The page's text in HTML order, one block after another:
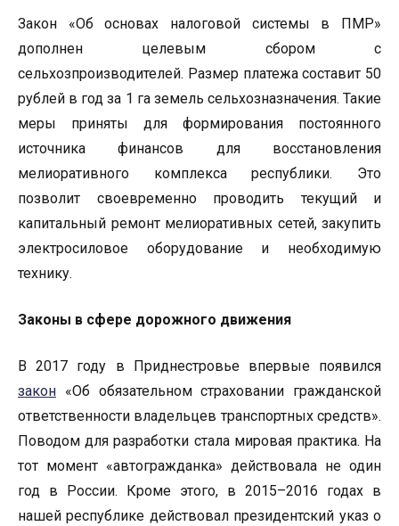
Закон «Об основах налоговой системы в ПМР»
дополнен целевым сбором с
сельхозпроизводителей. Размер платежа составит 50
рублей в год за 1 га земель сельхозназначения. Такие
меры приняты для формирования постоянного
источника финансов для восстановления
мелиоративного комплекса республики. Это
позволит своевременно проводить текущий и
капитальный ремонт мелиоративных сетей, закупить
электросиловое оборудование и необходимую
технику.
Законы в сфере дорожного движения
В 2017 году в Приднестровье впервые появился
закон «Об обязательном страховании гражданской
ответственности владельцев транспортных средств».
Поводом для разработки стала мировая практика. На
тот момент «автогражданка» действовала не один
год в России. Кроме этого, в 2015–2016 годах в
нашей республике действовал президентский указ о